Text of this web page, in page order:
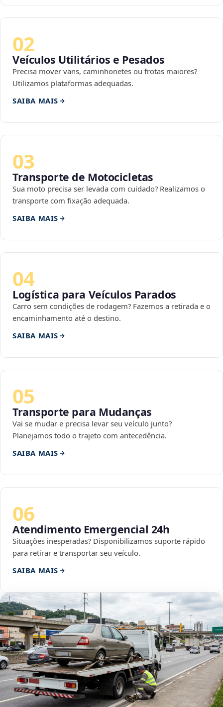
02
Veículos Utilitários e Pesados
Precisa mover vans, caminhonetes ou frotas maiores?
Utilizamos plataformas adequadas.
SAIBA MAIS
03
Transporte de Motocicletas
Sua moto precisa ser levada com cuidado? Realizamos o
transporte com fixação adequada.
SAIBA MAIS
04
Logística para Veículos Parados
Carro sem condições de rodagem? Fazemos a retirada e o
encaminhamento até o destino.
SAIBA MAIS
05
Transporte para Mudanças
Vai se mudar e precisa levar seu veículo junto?
Planejamos todo o trajeto com antecedência.
SAIBA MAIS
06
Atendimento Emergencial 24h
Situações inesperadas? Disponibilizamos suporte rápido
para retirar e transportar seu veículo.
SAIBA MAIS